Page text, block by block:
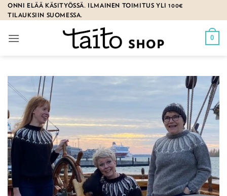
Skip
to
ONNI ELÄÄ KÄSITYÖSSÄ. ILMAINEN TOIMITUS YLI 100€
TILAUKSIIN SUOMESSA.
0